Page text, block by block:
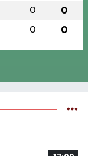
0 0
0 0